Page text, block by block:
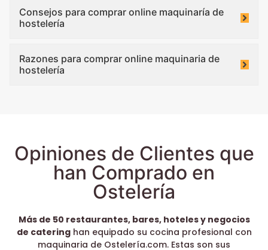
Consejos para comprar online maquinaría de
hostelería
Razones para comprar online maquinaria de
hostelería
Opiniones de Clientes que
han Comprado en
Ostelería
Más de 50 restaurantes, bares, hoteles y negocios
de cateringhan equipado su cocina profesional con
maquinaria de Ostelería.com. Estas son sus